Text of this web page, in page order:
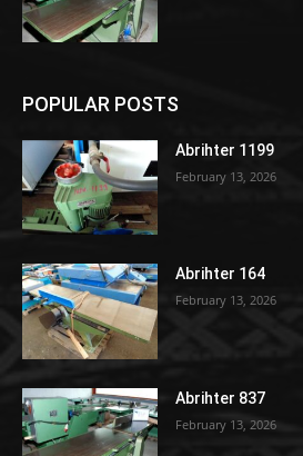
POPULAR POSTS
Abrihter 1199
February 13, 2026
Abrihter 164
February 13, 2026
Abrihter 837
February 13, 2026